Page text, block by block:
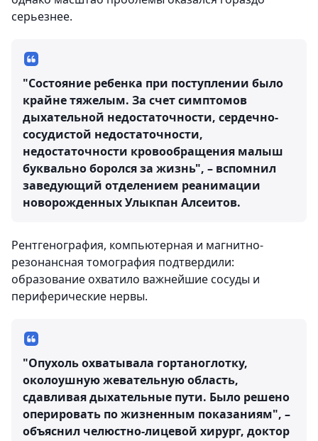
серьезнее.
"Состояние ребенка при поступлении было
крайне тяжелым. За счет симптомов
дыхательной недостаточности, сердечно-
сосудистой недостаточности,
недостаточности кровообращения малыш
буквально боролся за жизнь", – вспомнил
заведующий отделением реанимации
новорожденных Улыкпан Алсеитов.
Рентгенография, компьютерная и магнитно-
резонансная томография подтвердили:
образование охватило важнейшие сосуды и
периферические нервы.
"Опухоль охватывала гортаноглотку,
околоушную жевательную область,
сдавливая дыхательные пути. Было решено
оперировать по жизненным показаниям", –
объяснил челюстно-лицевой хирург, доктор